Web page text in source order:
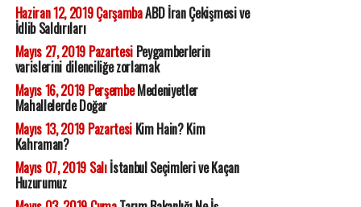
Haziran 12, 2019 ÇarşambaABD İran Çekişmesi ve
İdlib Saldırıları
Mayıs 27, 2019 PazartesiPeygamberlerin
varislerini dilenciliğe zorlamak
Mayıs 16, 2019 PerşembeMedeniyetler
Mahallelerde Doğar
Mayıs 13, 2019 PazartesiKim Hain? Kim
Kahraman?
Mayıs 07, 2019 Salıİstanbul Seçimleri ve Kaçan
Huzurumuz